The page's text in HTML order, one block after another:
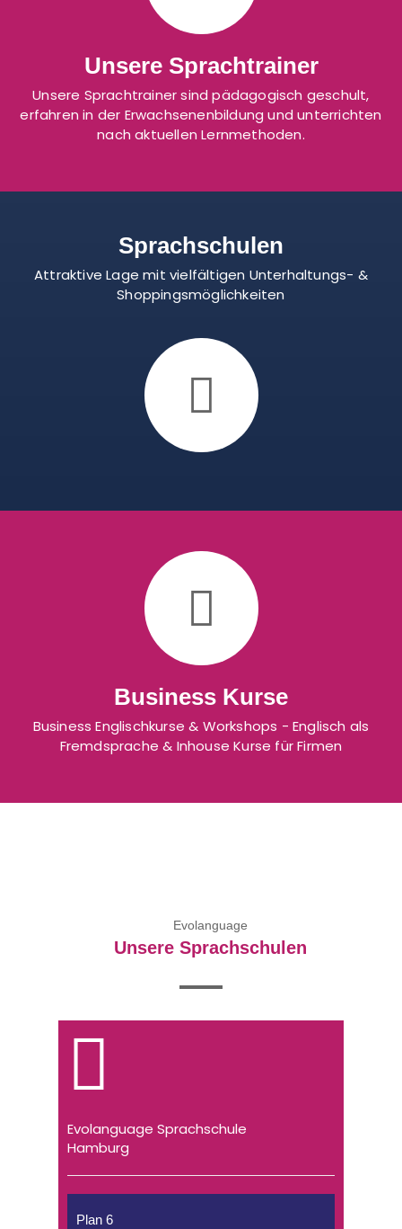
Unsere Sprachtrainer
Unsere Sprachtrainer sind pädagogisch geschult,
erfahren in der Erwachsenenbildung und unterrichten
nach aktuellen Lernmethoden.
Sprachschulen
Attraktive Lage mit vielfältigen Unterhaltungs- &
Shoppingsmöglichkeiten
Business Kurse
Business Englischkurse & Workshops - Englisch als
Fremdsprache & Inhouse Kurse für Firmen
Evolanguage
Unsere Sprachschulen
Evolanguage Sprachschule
Hamburg
Plan 6